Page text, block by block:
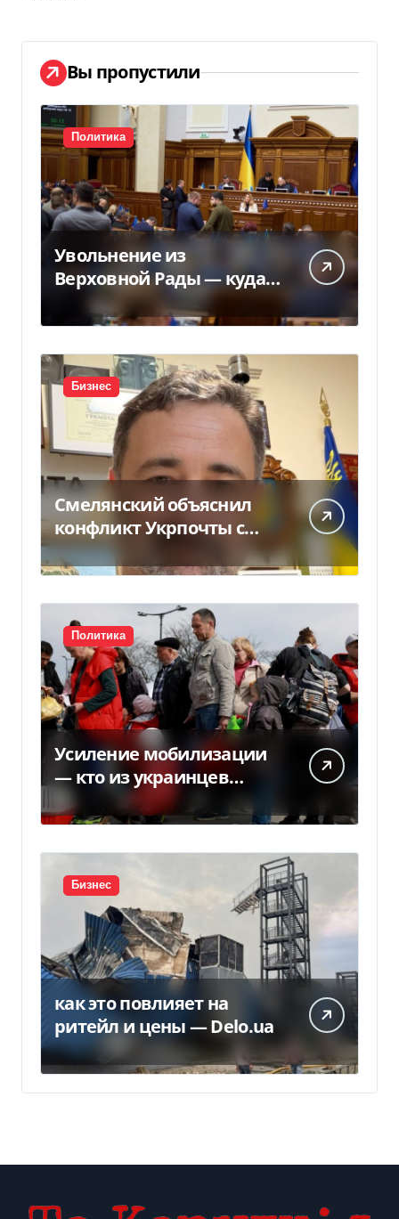
Вы пропустили
Политика
Увольнение из
Верховной Рады — куда
исчез 71 народный
депутат за семь лет
Бизнес
Смелянский объяснил
конфликт Укрпочты с
НБУ из-за платежек
Политика
Усиление мобилизации
— кто из украинцев
потеряет право на
временную защиту в ЕС
Бизнес
как это повлияет на
ритейл и цены — Delo.ua